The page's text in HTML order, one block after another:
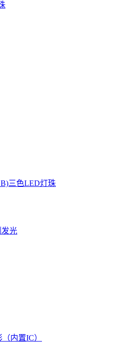
三色LED灯珠
发光
内置IC）